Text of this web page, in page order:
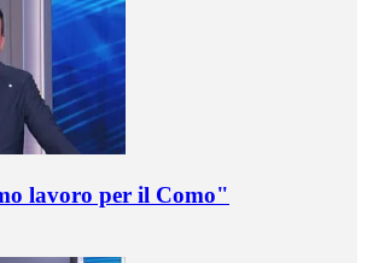
lavoro per il Como"